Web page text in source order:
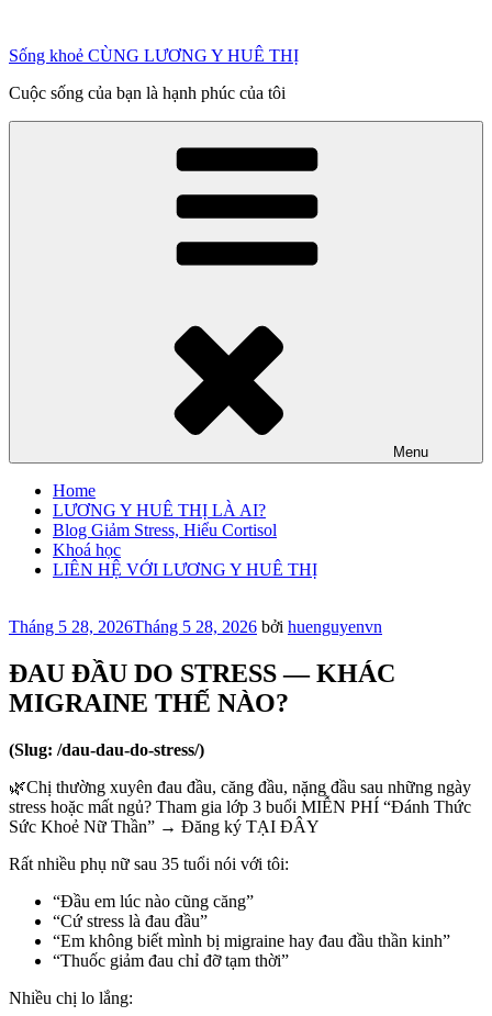
phần
dung
Sống khoẻ CÙNG LƯƠNG Y HUÊ THỊ
Cuộc sống của bạn là hạnh phúc của tôi
Menu
Home
LƯƠNG Y HUÊ THỊ LÀ AI?
Blog Giảm Stress, Hiểu Cortisol
Khoá học
LIÊN HỆ VỚI LƯƠNG Y HUÊ THỊ
Đăng
Tháng 5 28, 2026Tháng 5 28, 2026 bởi huenguyenvn
ĐAU ĐẦU DO STRESS — KHÁC
MIGRAINE THẾ NÀO?
(Slug: /dau-dau-do-stress/)
🌿Chị thường xuyên đau đầu, căng đầu, nặng đầu sau những ngày
stress hoặc mất ngủ? Tham gia lớp 3 buổi MIỄN PHÍ “Đánh Thức
Sức Khoẻ Nữ Thần” → Đăng ký TẠI ĐÂY
Rất nhiều phụ nữ sau 35 tuổi nói với tôi:
“Đầu em lúc nào cũng căng”
“Cứ stress là đau đầu”
“Em không biết mình bị migraine hay đau đầu thần kinh”
“Thuốc giảm đau chỉ đỡ tạm thời”
Nhiều chị lo lắng: